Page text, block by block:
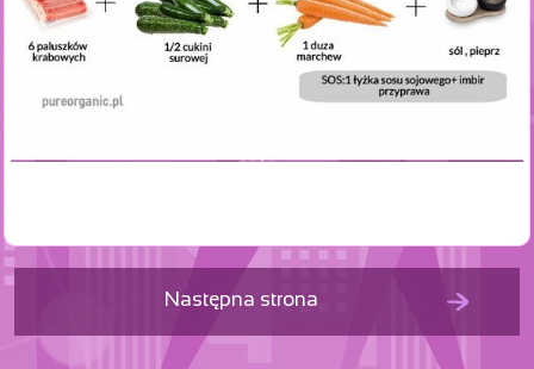
Następna strona